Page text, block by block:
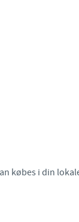
United Kingdom
købes i din